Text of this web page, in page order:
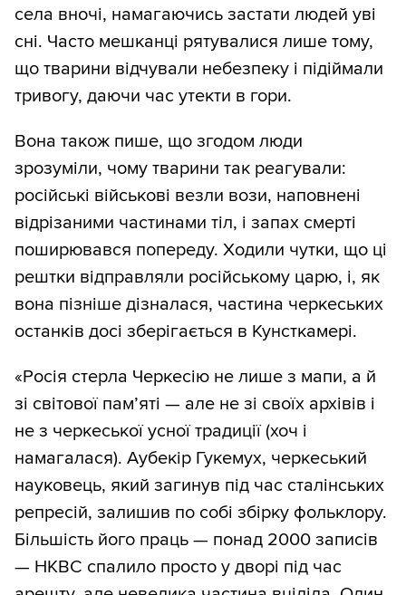
села вночі, намагаючись застати людей уві
сні. Часто мешканці рятувалися лише тому,
що тварини відчували небезпеку і підіймали
тривогу, даючи час утекти в гори.
Вона також пише, що згодом люди
зрозуміли, чому тварини так реагували:
російські військові везли вози, наповнені
відрізаними частинами тіл, і запах смерті
поширювався попереду. Ходили чутки, що ці
рештки відправляли російському царю, і, як
вона пізніше дізналася, частина черкеських
останків досі зберігається в Кунсткамері.
«Росія стерла Черкесію не лише з мапи, а й
зі світової пам’яті — але не зі своїх архівів і
не з черкеської усної традиції (хоч і
намагалася). Аубекір Гукемух, черкеський
науковець, який загинув під час сталінських
репресій, залишив по собі збірку фольклору.
Більшість його праць — понад 2000 записів
— НКВС спалило просто у дворі під час